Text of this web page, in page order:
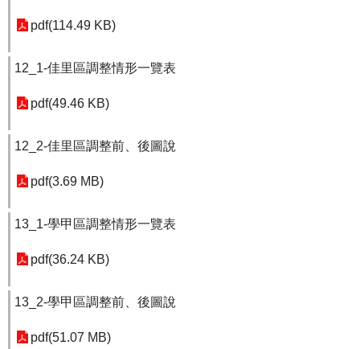
pdf(114.49 KB)
12_1-佳里區調整情形一覽表
pdf(49.46 KB)
12_2-佳里區調整前、後圖說
pdf(3.69 MB)
13_1-學甲區調整情形一覽表
pdf(36.24 KB)
13_2-學甲區調整前、後圖說
pdf(51.07 MB)